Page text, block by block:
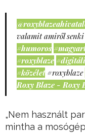
valamit amiről senki
#humoros
#roxyblaze
#közélet #roxyblaze
Roxy Blaze - Roxy
„Nem használt
mintha a